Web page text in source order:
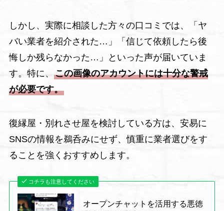
しかし、実際に相談した方々の口コミでは、「ヤ
バい業者を紹介された…」「信じて依頼したら後
悔しか残らなかった…」といった声が届いていま
す。特に、 この画像のアカウントには十分な警戒
が必要です。
復縁屋・別れさせ屋を検討している方は、安易に
SNSの情報を鵜呑みにせず、慎重に業者選びをす
ることを強くおすすめします。
コチラも注意してください
オープンチャットを活用する悪徳